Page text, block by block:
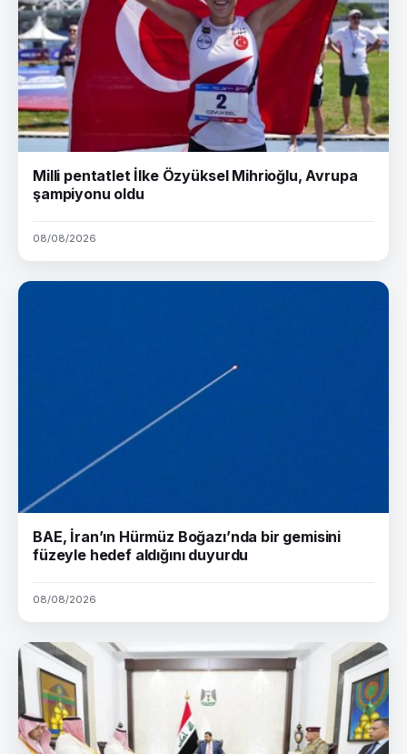
Milli pentatlet İlke Özyüksel Mihrioğlu, Avrupa
şampiyonu oldu
08/08/2026
BAE, İran’ın Hürmüz Boğazı’nda bir gemisini
füzeyle hedef aldığını duyurdu
08/08/2026